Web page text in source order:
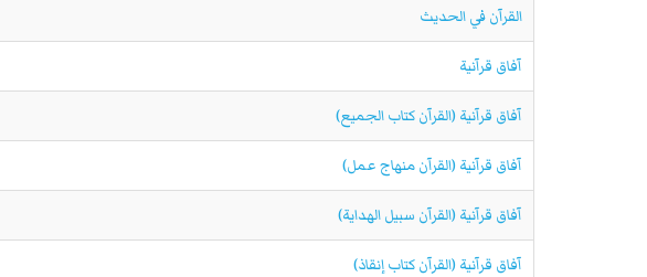
القرآن في الحديث
آفاق قرآنية
آفاق قرآنية (القرآن كتاب الجميع)
آفاق قرآنية (القرآن منهاج عمل)
آفاق قرآنية (القرآن سبيل الهداية)
آفاق قرآنية (القرآن كتاب إنقاذ)